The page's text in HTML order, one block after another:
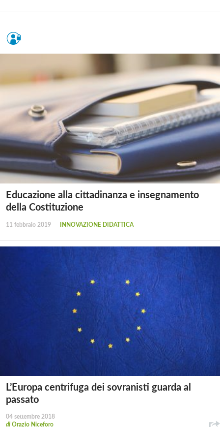
Educazione alla cittadinanza e insegnamento
della Costituzione
11 febbraio 2019 INNOVAZIONE DIDATTICA
L’Europa centrifuga dei sovranisti guarda al
passato
04 settembre 2018
di Orazio Niceforo